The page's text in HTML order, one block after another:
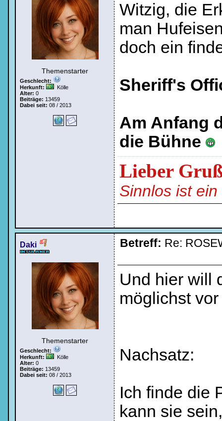
Themenstarter
Geschlecht:
Herkunft:
Kölle
Alter: 0
Beiträge: 13459
Dabei seit: 08 / 2013
Witzig, die
man
doch ein
Sheriff's
Am Anfang
die Bühne
Lieber
Sinnlos ist
Daki
Themenstarter
Geschlecht:
Herkunft:
Kölle
Alter: 0
Beiträge: 13459
Dabei seit: 08 / 2013
Betreff: Re:
Und hier will
möglichst
Nachsatz:
Ich finde die
kann sie